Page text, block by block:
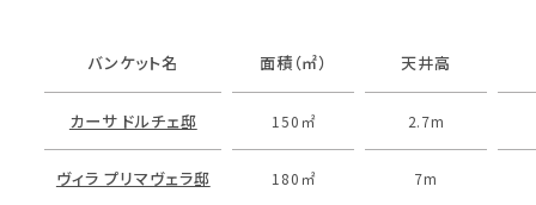
バンケット名 面積（㎡） 天井高
カーサ ドルチェ邸 150㎡ 2.7m
ヴィラ プリマヴェラ邸 180㎡ 7m